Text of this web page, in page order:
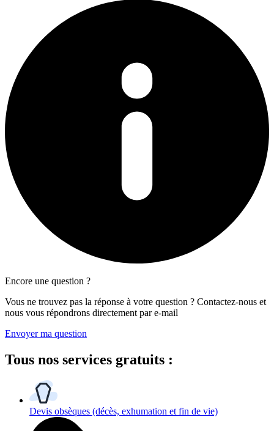
Encore une question ?
Vous ne trouvez pas la réponse à votre question ? Contactez-nous et
nous vous répondrons directement par e-mail
Envoyer ma question
Tous nos services gratuits :
Devis obsèques (décès, exhumation et fin de vie)